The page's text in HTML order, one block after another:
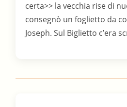
certa>> la vecchia rise di
consegnò un foglietto da
Joseph. Sul Biglietto c’era